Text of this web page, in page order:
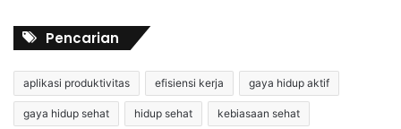
Pencarian
aplikasi produktivitas efisiensi kerja gaya hidup aktif
gaya hidup sehat hidup sehat kebiasaan sehat